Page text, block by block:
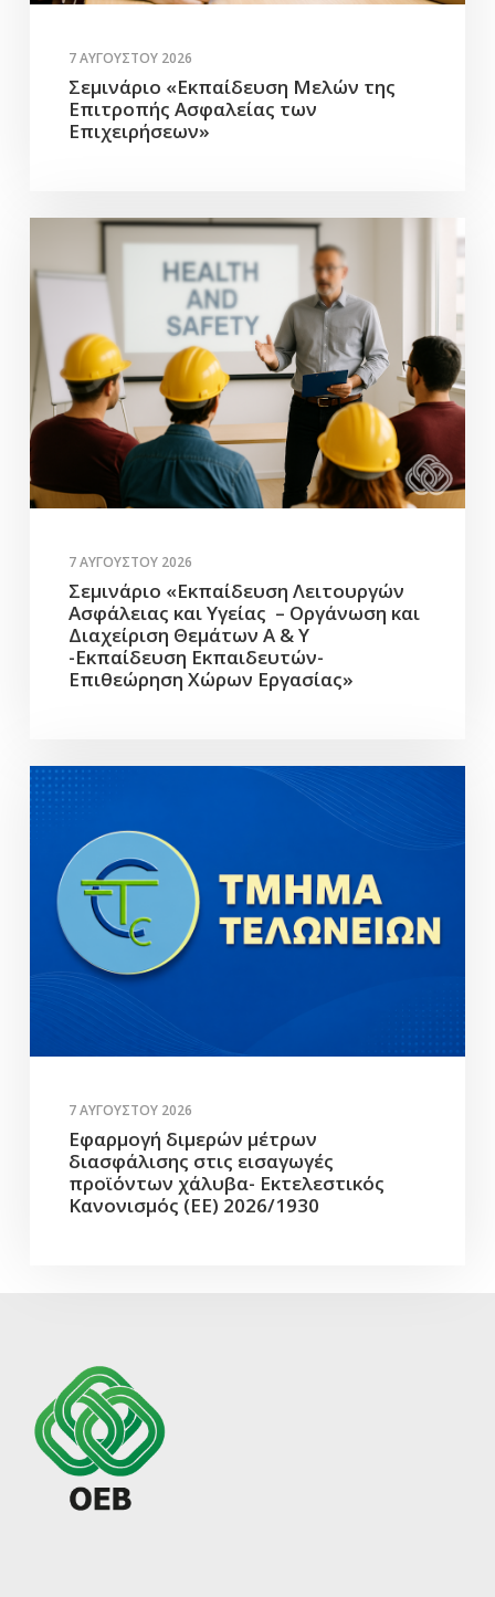
7 ΑΥΓΟΎΣΤΟΥ 2026
Σεμινάριο «Εκπαίδευση Μελών της
Επιτροπής Ασφαλείας των
Επιχειρήσεων»
7 ΑΥΓΟΎΣΤΟΥ 2026
Σεμινάριο «Εκπαίδευση Λειτουργών
Ασφάλειας και Υγείας – Οργάνωση και
Διαχείριση Θεμάτων Α & Υ
-Εκπαίδευση Εκπαιδευτών-
Επιθεώρηση Χώρων Εργασίας»
7 ΑΥΓΟΎΣΤΟΥ 2026
Εφαρμογή διμερών μέτρων
διασφάλισης στις εισαγωγές
προϊόντων χάλυβα- Εκτελεστικός
Κανονισμός (ΕΕ) 2026/1930